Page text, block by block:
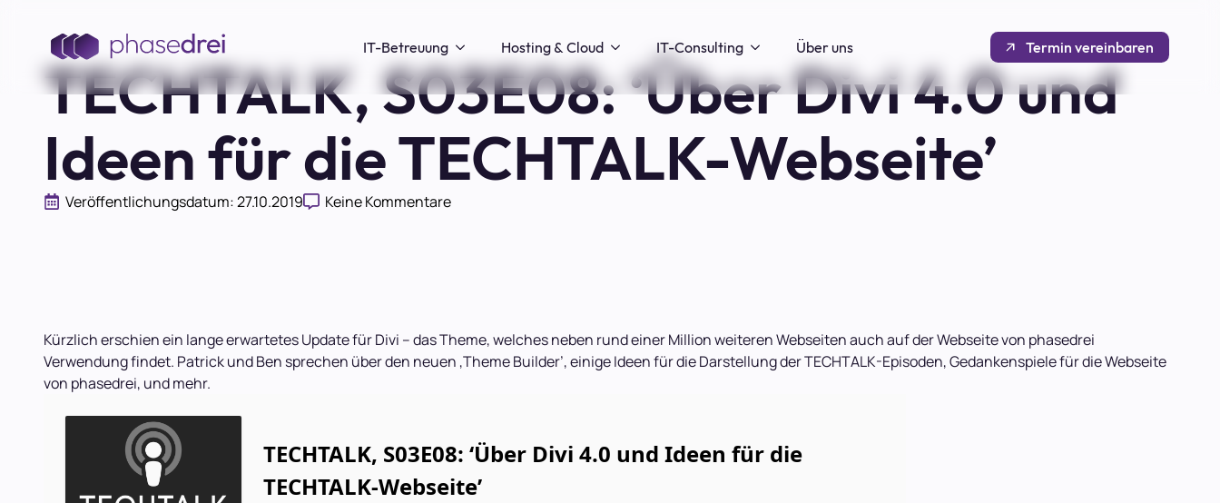
IT-Betreuung Hosting & Cloud IT-Consulting Über uns Termin vereinbaren
TECHTALK, S03E08: ‘Über Divi 4.0 und
Ideen für die TECHTALK-Webseite’
Veröffentlichungsdatum: 27.10.2019 Keine Kommentare
Kürzlich erschien ein lange erwartetes Update für Divi – das Theme, welches neben rund einer Million weiteren Webseiten auch auf der Webseite von phasedrei
Verwendung findet. Patrick und Ben sprechen über den neuen ‚Theme Builder’, einige Ideen für die Darstellung der TECHTALK-Episoden, Gedankenspiele für die Webseite
von phasedrei, und mehr.